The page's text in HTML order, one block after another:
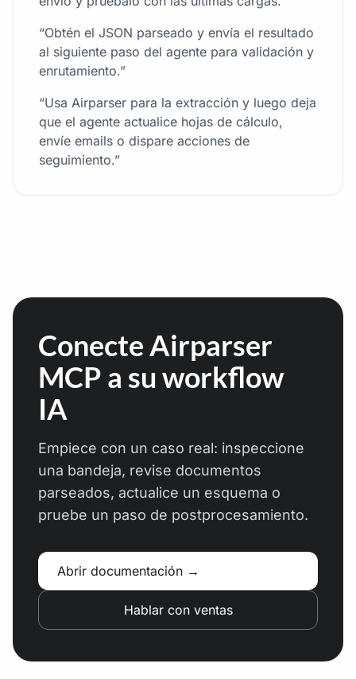
“Obtén el JSON parseado y envía el resultado
al siguiente paso del agente para validación y
enrutamiento.”
“Usa Airparser para la extracción y luego deja
que el agente actualice hojas de cálculo,
envíe emails o dispare acciones de
seguimiento.”
Conecte Airparser
MCP a su workflow
IA
Empiece con un caso real: inspeccione
una bandeja, revise documentos
parseados, actualice un esquema o
pruebe un paso de postprocesamiento.
Abrir documentación →
Hablar con ventas